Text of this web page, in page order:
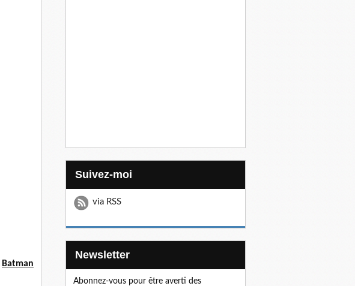
Batman
Suivez-moi
via RSS
Newsletter
Abonnez-vous pour être averti des